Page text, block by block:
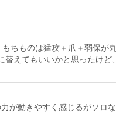
ちものは猛攻＋爪＋弱保が
替えてもいいかと思ったけど
が動きやすく感じるがソロ